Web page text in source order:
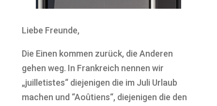
Liebe Freunde,
Die Einen kommen zurück, die Anderen
gehen weg. In Frankreich nennen wir
„juilletistes“ diejenigen die im Juli Urlaub
machen und “Aoûtiens“, diejenigen die den